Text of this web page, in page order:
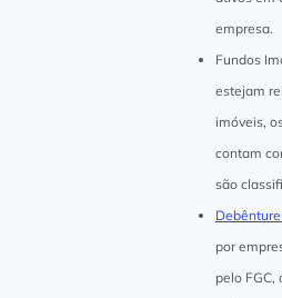
empresa.
Fundos
estejam
imóveis,
contam
são
por
pelo FGC,